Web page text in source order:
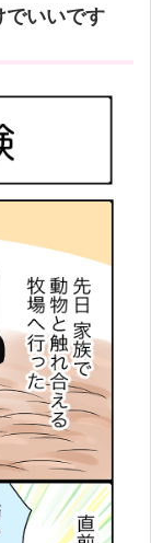
でいいです